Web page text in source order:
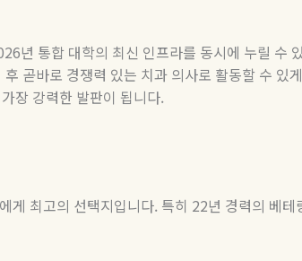
년 통합 대학의 최신 인프라를 동시에 누릴 수
곧바로 경쟁력 있는 치과 의사로 활동할 수 있
장 강력한 발판이 됩니다.
게 최고의 선택지입니다. 특히 22년 경력의 베테